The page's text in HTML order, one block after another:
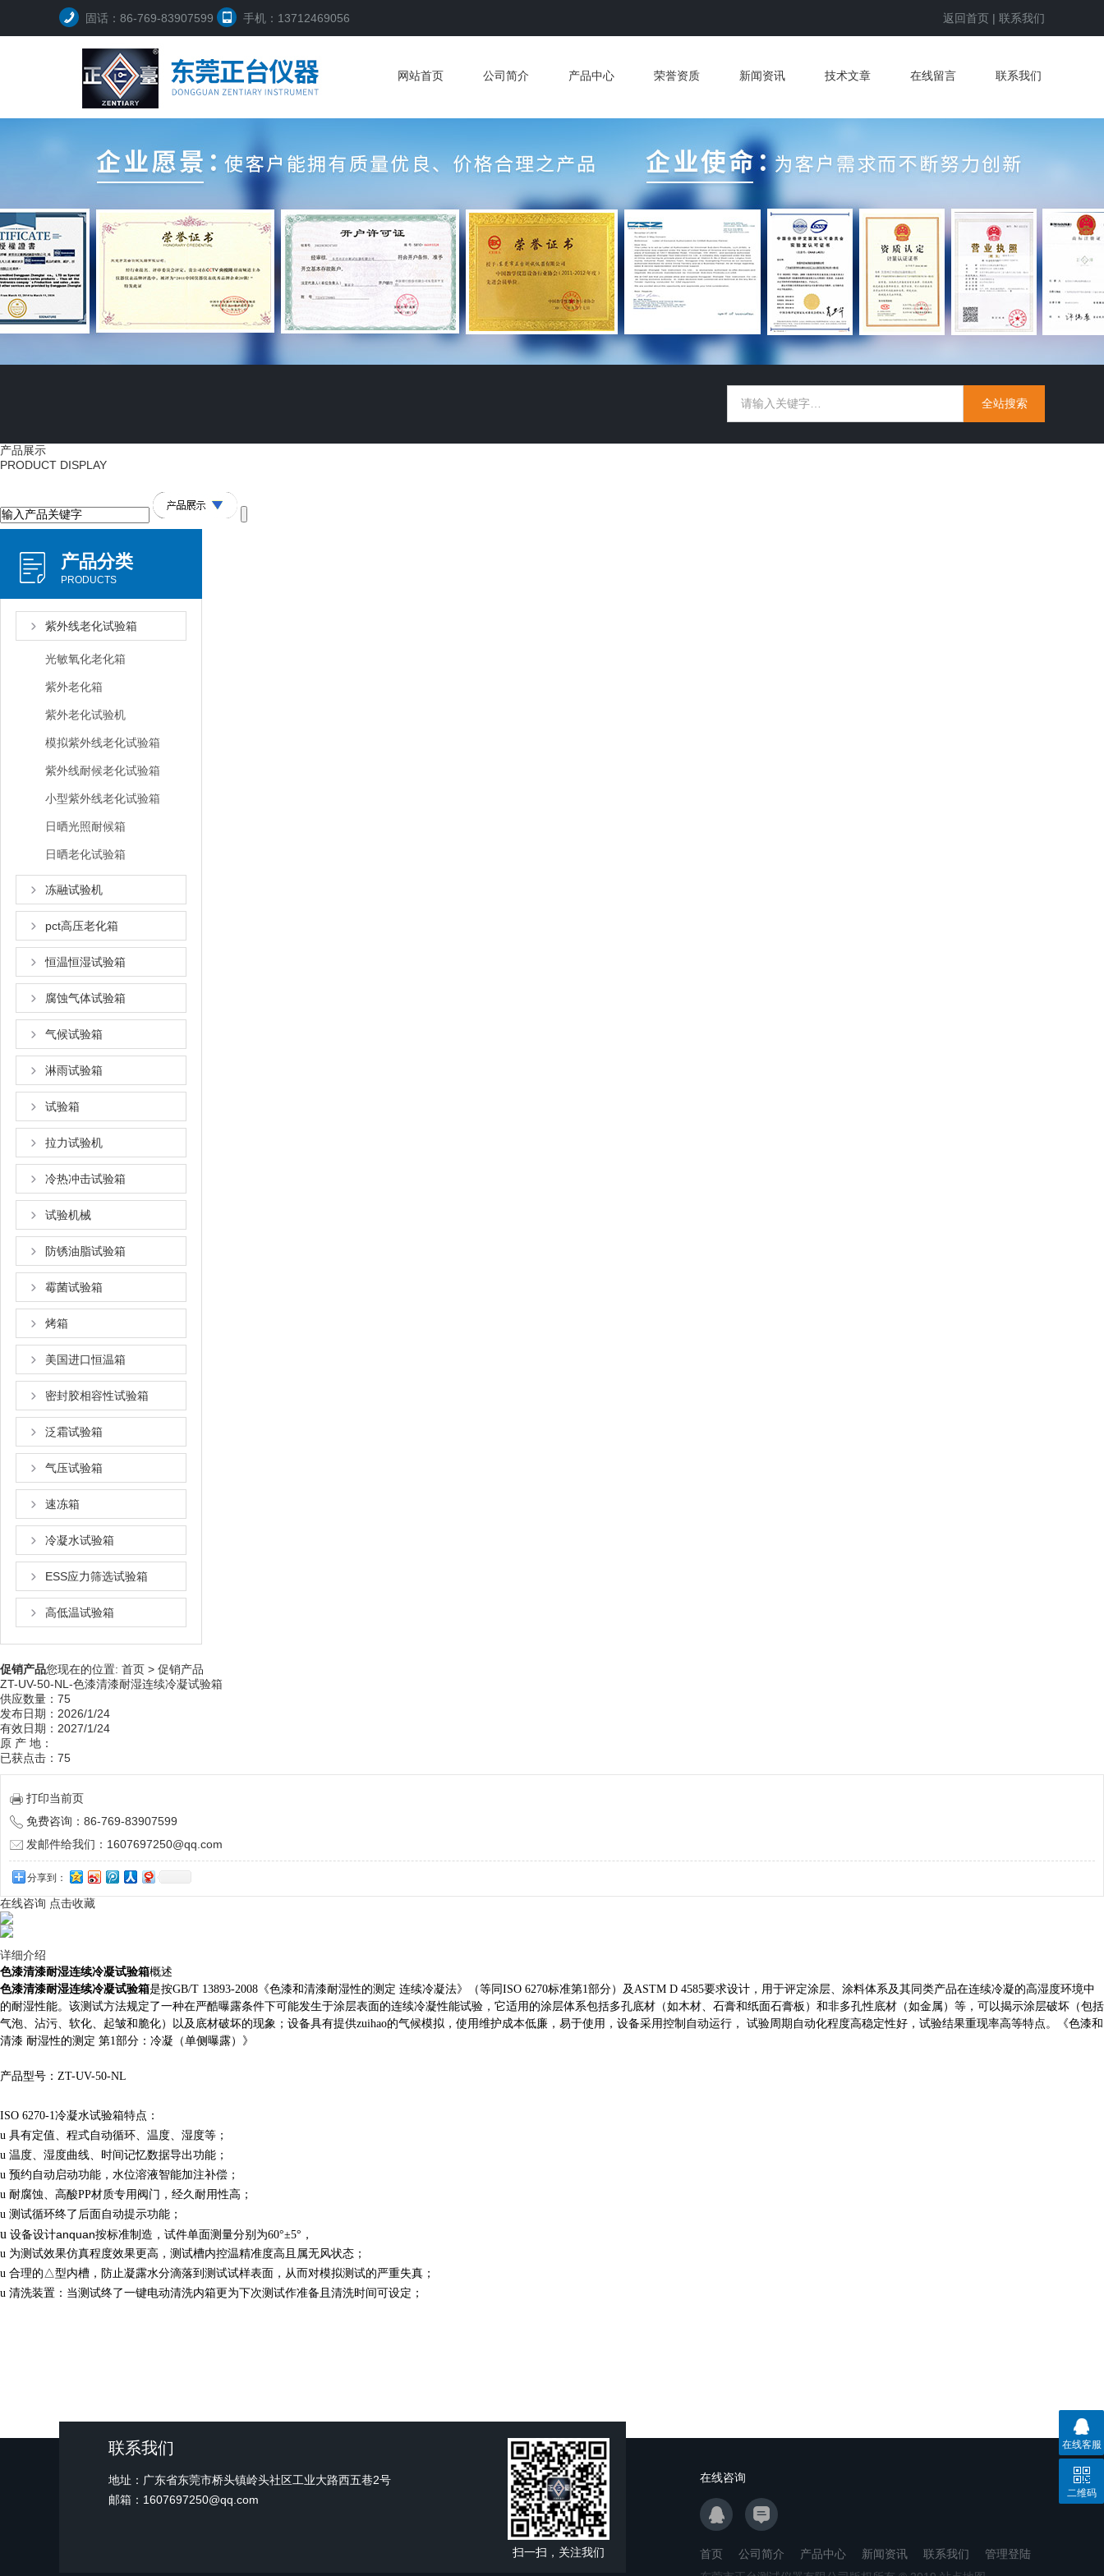
固话：86-769-83907599 手机：13712469056 返回首页 | 联系我们
网站首页 公司简介 产品中心 荣誉资质 新闻资讯 技术文章 在线留言 联系我们
产品展示
PRODUCT DISPLAY
产品分类
PRODUCTS
紫外线老化试验箱
光敏氧化老化箱
紫外老化箱
紫外老化试验机
模拟紫外线老化试验箱
紫外线耐候老化试验箱
小型紫外线老化试验箱
日晒光照耐候箱
日晒老化试验箱
冻融试验机
pct高压老化箱
恒温恒湿试验箱
腐蚀气体试验箱
气候试验箱
淋雨试验箱
试验箱
拉力试验机
冷热冲击试验箱
试验机械
防锈油脂试验箱
霉菌试验箱
烤箱
美国进口恒温箱
密封胶相容性试验箱
泛霜试验箱
气压试验箱
速冻箱
冷凝水试验箱
ESS应力筛选试验箱
高低温试验箱
促销产品您现在的位置: 首页 > 促销产品
ZT-UV-50-NL-色漆清漆耐湿连续冷凝试验箱
供应数量：75
发布日期：2026/1/24
有效日期：2027/1/24
原 产 地：
已获点击：75
打印当前页
免费咨询：86-769-83907599
发邮件给我们：1607697250@qq.com
分享到：
在线咨询 点击收藏
详细介绍
色漆清漆耐湿连续冷凝试验箱概述
色漆清漆耐湿连续冷凝试验箱是按GB/T 13893-2008《色漆和清漆耐湿性的测定 连续冷凝法》（等同ISO 6270标准第1部分）及ASTM D 4585要求设计，用于评定涂层、涂料体系及其同类产品在连续冷凝的高湿度环境中
的耐湿性能。该测试方法规定了一种在严酷曝露条件下可能发生于涂层表面的连续冷凝性能试验，它适用的涂层体系包括多孔底材（如木材、石膏和纸面石膏板）和非多孔性底材（如金属）等，可以揭示涂层破坏（包括
气泡、沾污、软化、起皱和脆化）以及底材破坏的现象； 设备具有提供zuihao的气候模拟，使用维护成本低廉，易于使用，设备采用控制自动运行， 试验周期自动化程度高稳定性好，试验结果重现率高等特点。
《色漆和
清漆 耐湿性的测定 第1部分：冷凝（单侧曝露）》
产品型号：ZT-UV-50-NL
ISO 6270-1冷凝水试验箱特点：
u 具有定值、程式自动循环、温度、湿度等；
u 温度、湿度曲线、时间记忆数据导出功能；
u 预约自动启动功能，水位溶液智能加注补偿；
u 耐腐蚀、高酸PP材质专用阀门，经久耐用性高；
u 测试循环终了后面自动提示功能；
u 设备设计anquan按标准制造，试件单面测量分别为60°±5°，
u 为测试效果仿真程度效果更高，测试槽内控温精准度高且属无风状态；
u 合理的△型内槽，防止凝露水分滴落到测试试样表面，从而对模拟测试的严重失真；
u 清洗装置：当测试终了一键电动清洗内箱更为下次测试作准备且清洗时间可设定；
联系我们
地址：广东省东莞市桥头镇岭头社区工业大路西五巷2号
邮箱：1607697250@qq.com
扫一扫，关注我们
在线咨询
首页 公司简介 产品中心 新闻资讯 联系我们
管理登陆
在线客服
二维码